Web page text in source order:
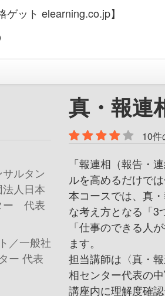
ゲット elearning.co.jp】
ルタン
法人日本
ー 代表
／一般社
ー 代表
真・報連
10件
「報連相（報告・
ルを高めるだけで
本コースでは、真
な考え方となる「3
「仕事のできる人
ます。
担当講師は〈真・
相センター代表の中
講座内に理解度確